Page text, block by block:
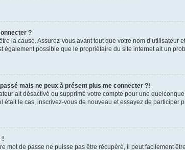
?
la cause. Assurez-vous avant tout que votre nom
également possible que le propriétaire du site internet ait un
mais ne peux à présent plus me connecter ?!
ait désactivé ou supprimé votre compte pour une
était le cas, inscrivez-vous de nouveau et essayez de participer
!
mot de passe ne puisse pas être récupéré, il peut facilement